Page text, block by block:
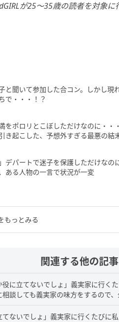
が25〜35歳の読者を対象
と聞いて参加した合コン。しかし現
で・・・！？
をポロリとこぼしただけなのに・・
き起こした、予想外すぎる最悪の結
」デパートで迷子を保護しただけな
ある人物の一言で状況が一変
もっとみる
関連する他の記事
に立てないでしょ」義実家に行く
談しても義実家の味方をするので
てないでしょ」義実家に行くたびに